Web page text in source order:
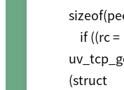
(struct